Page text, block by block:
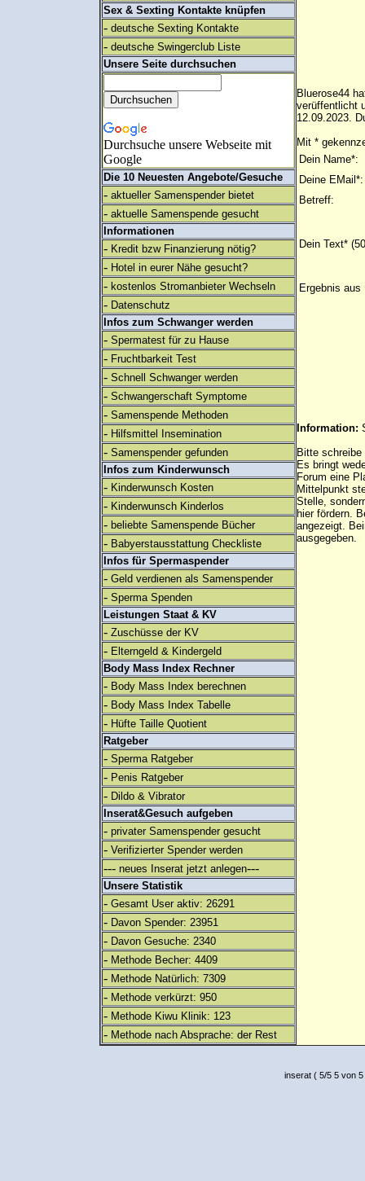
Sex & Sexting Kontakte knüpfen
- deutsche Sexting Kontakte
- deutsche Swingerclub Liste
Unsere Seite durchsuchen
Durchsuche unsere Webseite mit
Google
Die 10 Neuesten Angebote/Gesuche
- aktueller Samenspender bietet
- aktuelle Samenspende gesucht
Informationen
- Kredit bzw Finanzierung nötig?
- Hotel in eurer Nähe gesucht?
- kostenlos Stromanbieter Wechseln
- Datenschutz
Infos zum Schwanger werden
- Spermatest für zu Hause
- Fruchtbarkeit Test
- Schnell Schwanger werden
- Schwangerschaft Symptome
- Samenspende Methoden
- Hilfsmittel Insemination
- Samenspender gefunden
Infos zum Kinderwunsch
- Kinderwunsch Kosten
- Kinderwunsch Kinderlos
- beliebte Samenspende Bücher
- Babyerstausstattung Checkliste
Infos für Spermaspender
- Geld verdienen als Samenspender
- Sperma Spenden
Leistungen Staat & KV
- Zuschüsse der KV
- Elterngeld & Kindergeld
Body Mass Index Rechner
- Body Mass Index berechnen
- Body Mass Index Tabelle
- Hüfte Taille Quotient
Ratgeber
- Sperma Ratgeber
- Penis Ratgeber
- Dildo & Vibrator
Inserat&Gesuch aufgeben
- privater Samenspender gesucht
- Verifizierter Spender werden
--- neues Inserat jetzt anlegen---
Unsere Statistik
- Gesamt User aktiv: 26291
- Davon Spender: 23951
- Davon Gesuche: 2340
- Methode Becher: 4409
- Methode Natürlich: 7309
- Methode verkürzt: 950
- Methode Kiwu Klinik: 123
- Methode nach Absprache: der Rest
Bluerose44
verüffentlicht
12.09.2023.
Mit *
Dein Name*:
Deine EMail*:
Betreff:
Dein Text*
Ergebnis aus
Information:
Bitte
Es bringt
Forum eine
Mittelpunkt
Stelle,
hier fördern.
angezeigt.
ausgegeben.
inserat( 5/5 5 von 5